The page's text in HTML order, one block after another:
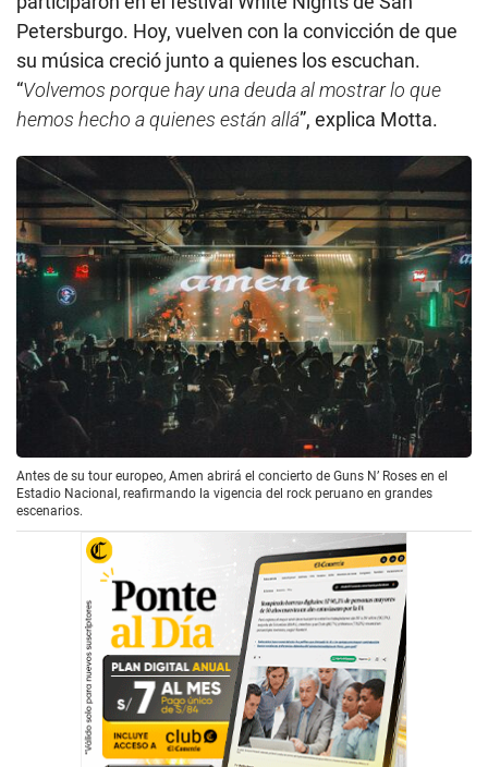
Petersburgo. Hoy, vuelven con la convicción de que
su música creció junto a quienes los escuchan.
“Volvemos porque hay una deuda al mostrar lo que
hemos hecho a quienes están allá”, explica Motta.
Antes de su tour europeo, Amen abrirá el concierto de Guns N’ Roses en el
Estadio Nacional, reafirmando la vigencia del rock peruano en grandes
escenarios.